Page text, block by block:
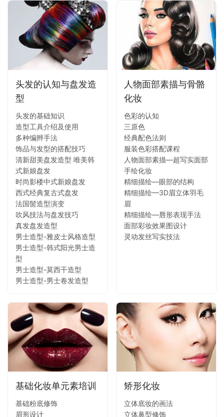
头发的认知与盘发造
型
头发的基础知识
造型工具介绍及使用
多种编辫手法
饰品与发型的搭配技巧
清新甜美盘发造型 唯美韩
式新娘盘发
时尚影楼中式新娘盘发
西式经典复古式盘发
法国髻造型演变
吹风技法与盘发技巧
真发盘发造型
男士造型-雅皮士风格造型
男士造型-韩式阳光男士造
型
男士造型-莫西干造型
男士造型-男士卷发造型
人物面部素描与骨骼
化妆
色彩的认知
三原色
经典配色法则
服装色彩搭配课程
人物面部素描—超写实面部
手绘化妆
精细描绘—眼部的结构
精细描绘—3D眉立体羽毛
眉
精细描绘—唇形表现手法
面部彩妆效果图设计
灵动发丝写实技法
基础化妆单元素培训
基础粉底修饰
眉形设计
矫形化妆
立体底妆的画法
立体鼻型修饰